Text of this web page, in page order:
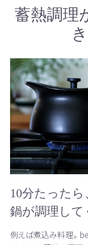
蓄熱調理
10分たった
鍋が調理して
例えば煮込み料理。